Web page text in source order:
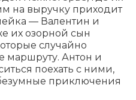
на выручку приходит
— Валентин и
их озорной сын
случайно
маршруту. Антон и
поехать с ними,
приключения